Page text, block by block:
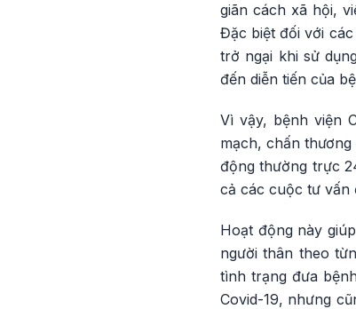
giãn cách xã hội,
Đặc biệt đối với
trở ngại khi sử
đến diễn tiến của
Vì vậy, bệnh viện
mạch, chấn
động thường trực
cả các cuộc tư vấn
Hoạt động này
người thân theo
tình trạng đưa
Covid-19, nhưng